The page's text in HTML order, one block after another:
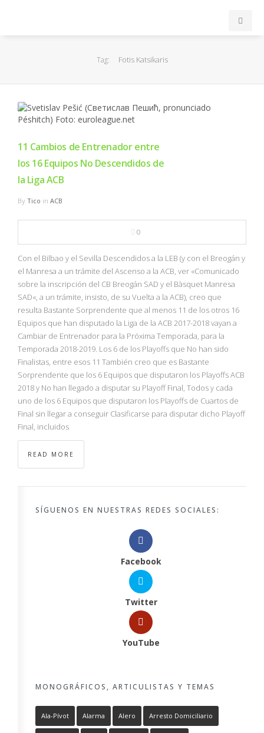
EuroLeague
FEB
FIBA
OTROS
NBA
MULTIMEDIA
RIO 2016
Tag: Fotis Katsikaris
11 Cambios de Entrenador entre
los 16 Equipos No Descendidos de
la Liga ACB
By Tico in ACB
0
Con el Bilbao y el Sevilla Descendidos a la LEB (y con el Breogán y
el Manresa a un trámite del Ascenso a la ACB, ver «Comunicado
sobre la inscripción del CB Breogán SAD y el Bàsquet Manresa
SAD«, a un trámite, insisto, de su Vuelta a la ACB), creo que
resulta Bastante Sorprendente que al menos 11 de los otros 16
Equipos que han disputado la Liga de la ACB 2017-2018 vayan a
Cambiar de Entrenador para la Próxima Temporada, para la
Temporada 2018-2019. Los 6 de los Playoffs que No han sido
Finalistas, entre esos 11 También creo que es Bastante
Sorprendente que los 6 Equipos que disputaron los Playoffs ACB
2018 y No han llegado a disputar su Playoff Final, Todos y cada
uno de los 6 Equipos que disputaron los Playoffs de Cuartos de
Final sin llegar a conseguir Clasificarse para disputar dicho Playoff
Final, incluidos
READ MORE
SÍGUENOS EN NUESTRAS REDES SOCIALES:
Facebook
Twitter
YouTube
MONOGRÁFICOS, ARTICULISTAS Y TEMAS
Ala-Pívot Alarma Alero Arresto Domiciliario